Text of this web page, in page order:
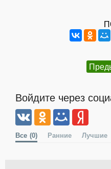
Войдите через
Все (0) Ранние Лучшие